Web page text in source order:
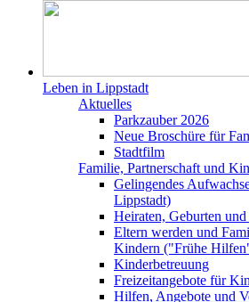
Leben in Lippstadt
Aktuelles
Parkzauber 2026
Neue Broschüre für
Stadtfilm
Familie, Partnerschaft und
Gelingendes
Lippstadt)
Heiraten, Geburten
Eltern werden und
Kindern ("Frühe
Kinderbetreuung
Freizeitangebote für
Hilfen, Angebote und